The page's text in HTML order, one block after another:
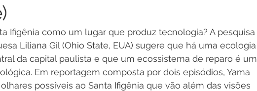
Ifigênia como um lugar que produz tecnologia? A pesquisa
Liliana Gil (Ohio State, EUA) sugere que há uma ecologia
da capital paulista e que um ecossistema de reparo é um
Em reportagem composta por dois episódios, Yama
possíveis ao Santa Ifigênia que vão além das visões